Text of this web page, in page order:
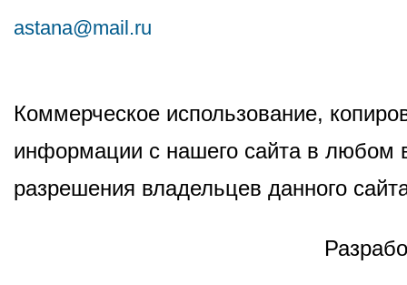
astana@mail.ru
Коммерческое использование,
информации с нашего сайта в любом
разрешения владельцев данного